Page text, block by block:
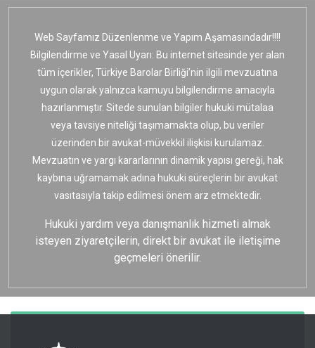
Web Sayfamız Düzenlenme ve Yapım Aşamasındadır!!!!
Bilgilendirme ve Yasal Uyarı: Bu internet sitesinde yer alan
tüm içerikler, Türkiye Barolar Birliği’nin ilgili mevzuatına
uygun olarak yalnızca kamuyu bilgilendirme amacıyla
hazırlanmıştır. Sitede sunulan bilgiler hukuki mütalaa
veya tavsiye niteliği taşımamakta olup, bu veriler
üzerinden bir avukat-müvekkil ilişkisi kurulamaz.
Mevzuatın ve yargı kararlarının dinamik yapısı gereği, hak
kaybına uğramamak adına hukuki süreçlerin bir avukat
vasıtasıyla takip edilmesi önem arz etmektedir.
Hukuki yardım veya danışmanlık hizmeti almak
isteyen ziyaretçilerin, direkt bir avukat ile iletişime
geçmeleri önerilir.